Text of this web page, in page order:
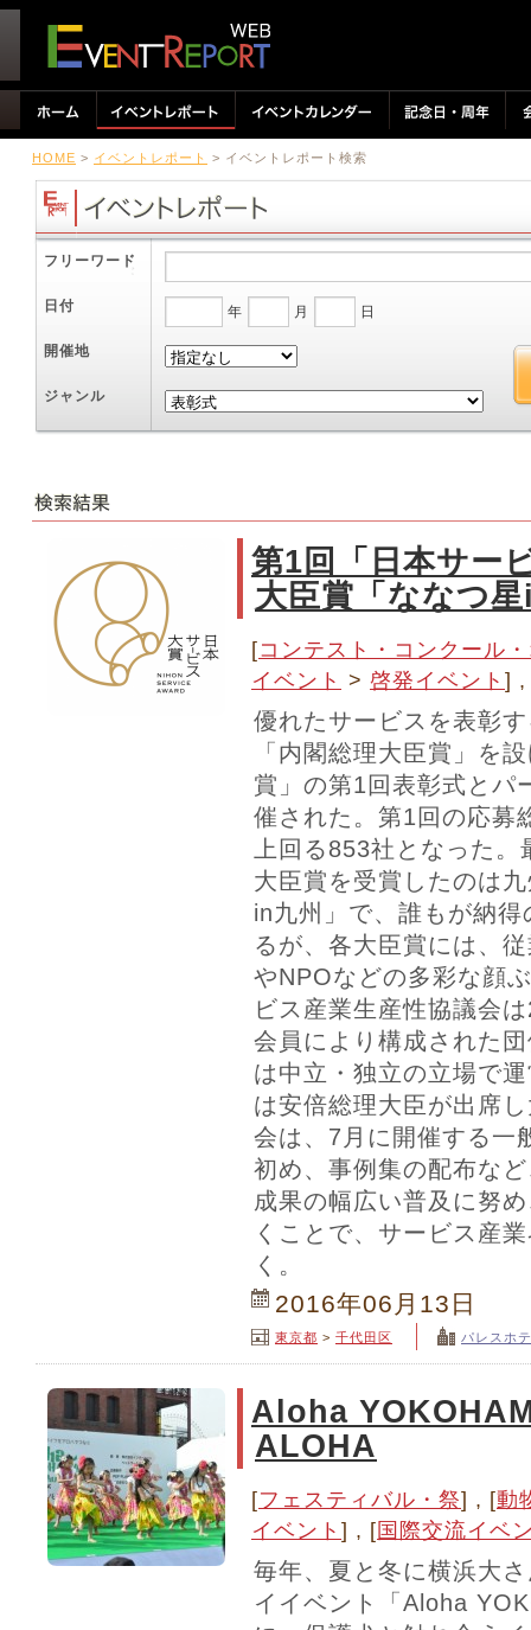
HOME > イベントレポート > イベントレポート検索
フリーワード
日付 年 月 日
開催地
ジャンル
第1回「日本サー
大臣賞「ななつ
[コンテスト・コンクール
イベント > 啓発イベント ] ,
優れたサービスを表彰
「内閣総理大臣賞」を
賞」の第1回表彰式とパ
催された。第1回の応募
上回る853社となった
大臣賞を受賞したのは
in九州」で、誰もが納
るが、各大臣賞には、
やNPOなどの多彩な顔
ビス産業生産性協議会
会員により構成された
は中立・独立の立場で
は安倍総理大臣が出席
会は、7月に開催する一
初め、事例集の配布な
成果の幅広い普及に努
くことで、サービス産
く。
2016年06月13日
東京都 > 千代田区 パレスホ
Aloha
ALOHA
[フェスティバル・祭] , [動
イベント ] , [ 国際交流イベ
毎年、夏と冬に横浜大
イイベント「Aloha